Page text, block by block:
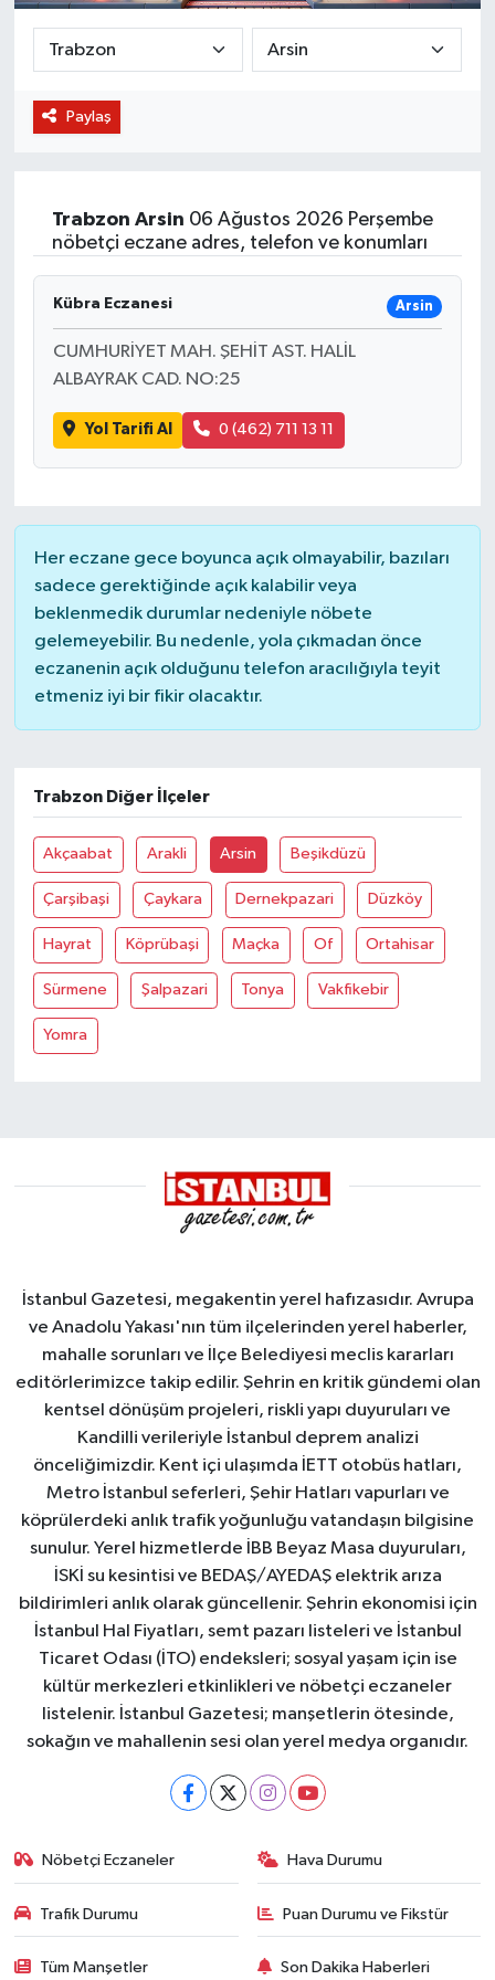
Paylaş
Trabzon Arsin 06 Ağustos 2026 Perşembe
nöbetçi eczane adres, telefon ve konumları
Kübra Eczanesi Arsin
CUMHURİYET MAH. ŞEHİT AST. HALİL
ALBAYRAK CAD. NO:25
Yol Tarifi Al 0 (462) 711 13 11
Her eczane gece boyunca açık olmayabilir, bazıları
sadece gerektiğinde açık kalabilir veya
beklenmedik durumlar nedeniyle nöbete
gelemeyebilir. Bu nedenle, yola çıkmadan önce
eczanenin açık olduğunu telefon aracılığıyla teyit
etmeniz iyi bir fikir olacaktır.
Trabzon Diğer İlçeler
Akçaabat Arakli Arsin Beşikdüzü
Çarşibaşi Çaykara Dernekpazari Düzköy
Hayrat Köprübaşi Maçka Of Ortahisar
Sürmene Şalpazari Tonya Vakfikebir
Yomra
İstanbul Gazetesi, megakentin yerel hafızasıdır. Avrupa
ve Anadolu Yakası'nın tüm ilçelerinden yerel haberler,
mahalle sorunları ve İlçe Belediyesi meclis kararları
editörlerimizce takip edilir. Şehrin en kritik gündemi olan
kentsel dönüşüm projeleri, riskli yapı duyuruları ve
Kandilli verileriyle İstanbul deprem analizi
önceliğimizdir. Kent içi ulaşımda İETT otobüs hatları,
Metro İstanbul seferleri, Şehir Hatları vapurları ve
köprülerdeki anlık trafik yoğunluğu vatandaşın bilgisine
sunulur. Yerel hizmetlerde İBB Beyaz Masa duyuruları,
İSKİ su kesintisi ve BEDAŞ/AYEDAŞ elektrik arıza
bildirimleri anlık olarak güncellenir. Şehrin ekonomisi için
İstanbul Hal Fiyatları, semt pazarı listeleri ve İstanbul
Ticaret Odası (İTO) endeksleri; sosyal yaşam için ise
kültür merkezleri etkinlikleri ve nöbetçi eczaneler
listelenir. İstanbul Gazetesi; manşetlerin ötesinde,
sokağın ve mahallenin sesi olan yerel medya organıdır.
Nöbetçi Eczaneler Hava Durumu
Trafik Durumu Puan Durumu ve Fikstür
Tüm Manşetler Son Dakika Haberleri
BİLİM VE TEKNOLOJİ